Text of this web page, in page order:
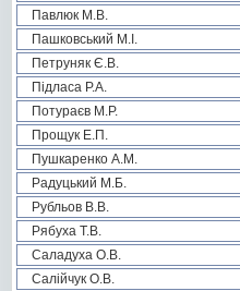
Павлюк М.В.
Пашковський М.І.
Петруняк Є.В.
Підласа Р.А.
Потураєв М.Р.
Прощук Е.П.
Пушкаренко А.М.
Радуцький М.Б.
Рубльов В.В.
Рябуха Т.В.
Саладуха О.В.
Салійчук О.В.